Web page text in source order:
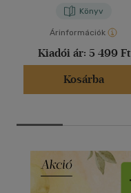
Könyv
Árinformációk
Kiadói ár: 5 499 Ft
Kosárba